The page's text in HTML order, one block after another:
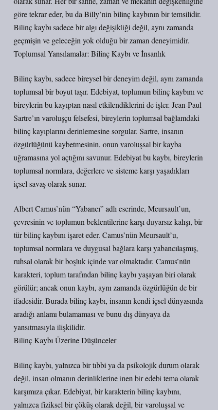
göre tekrar eder, bu da Billy’nin bilinç kaybının bir temsilidir.
Bilinç kaybı sadece bir algı değişikliği değil, aynı zamanda
geçmişin ve geleceğin yok olduğu bir zaman deneyimidir.
Toplumsal Yansılamalar: Bilinç Kaybı ve İnsanlık
Bilinç kaybı, sadece bireysel bir deneyim değil, aynı zamanda
toplumsal bir boyut taşır. Edebiyat, toplumun bilinç kaybını ve
bireylerin bu kayıptan nasıl etkilendiklerini de işler. Jean-Paul
Sartre’ın varoluşçu felsefesi, bireylerin toplumsal bağlamdaki
bilinç kayıplarını derinlemesine sorgular. Sartre, insanın
özgürlüğünü kaybetmesinin, onun varoluşsal bir kayba
uğramasına yol açtığını savunur. Edebiyat bu kaybı, bireylerin
toplumsal normlara, değerlere ve sisteme karşı yaşadıkları
içsel savaş olarak sunar.
Albert Camus’nün “Yabancı” adlı eserinde, Meursault’un,
çevresinin ve toplumun beklentilerine karşı duyarsız kalışı, bir
tür bilinç kaybını işaret eder. Camus’nün Meursault’u,
toplumsal normlara ve duygusal bağlara karşı yabancılaşmış,
ruhsal olarak bir boşluk içinde var olmaktadır. Camus’nün
karakteri, toplum tarafından bilinç kaybı yaşayan biri olarak
görülür; ancak onun kaybı, aynı zamanda özgürlüğün de bir
ifadesidir. Burada bilinç kaybı, insanın kendi içsel dünyasında
aradığı anlamı bulamaması ve bunu dış dünyaya da
yansıtmasıyla ilişkilidir.
Bilinç Kaybı Üzerine Düşünceler
Bilinç kaybı, yalnızca bir tıbbi ya da psikolojik durum olarak
değil, insan olmanın derinliklerine inen bir edebi tema olarak
karşımıza çıkar. Edebiyat, bir karakterin bilinç kaybını,
yalnızca fiziksel bir çöküş olarak değil, bir varoluşsal ve